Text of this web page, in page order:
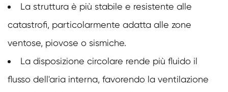
La struttura è più stabile e resistente alle
catastrofi, particolarmente adatta alle zone
ventose, piovose o sismiche.
La disposizione circolare rende più fluido il
flusso dell'aria interna, favorendo la ventilazione